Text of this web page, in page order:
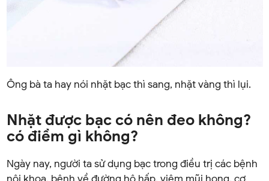
Ông bà ta hay nói nhặt bạc thì sang, nhặt vàng thì lụi.
Nhặt được bạc có nên đeo không?
có điềm gì không?
Ngày nay, người ta sử dụng bạc trong điều trị các bệnh